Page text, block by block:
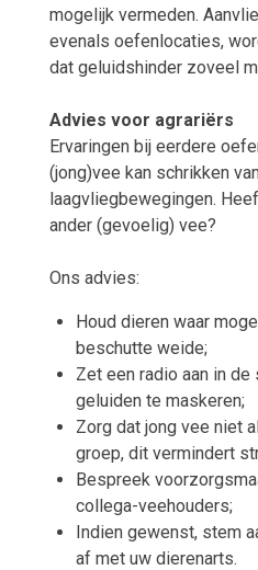
mogelijk vermeden.
evenals oefenlocaties,
dat geluidshinder zoveel
Advies voor agrariërs
Ervaringen bij eerdere
(jong)vee kan schrikken
laagvliegbewegingen.
ander (gevoelig) vee?
Ons advies:
Houd dieren waar
beschutte weide;
Zet een radio aan in
geluiden te maskeren;
Zorg dat jong vee niet
groep, dit vermindert
Bespreek
collega-veehouders;
Indien gewenst, stem
af met uw dierenarts.